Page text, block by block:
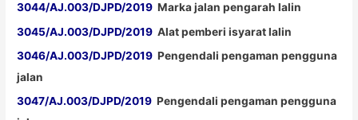
3044/AJ.003/DJPD/2019 Marka jalan pengarah lalin
3045/AJ.003/DJPD/2019 Alat pemberi isyarat lalin
3046/AJ.003/DJPD/2019 Pengendali pengaman pengguna
jalan
3047/AJ.003/DJPD/2019 Pengendali pengaman pengguna